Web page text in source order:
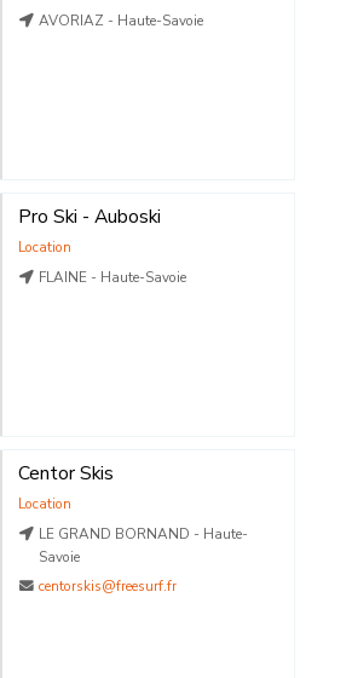
AVORIAZ - Haute-Savoie
Pro Ski - Auboski
Location
FLAINE - Haute-Savoie
Centor Skis
Location
LE GRAND BORNAND - Haute-
Savoie
centorskis@freesurf.fr